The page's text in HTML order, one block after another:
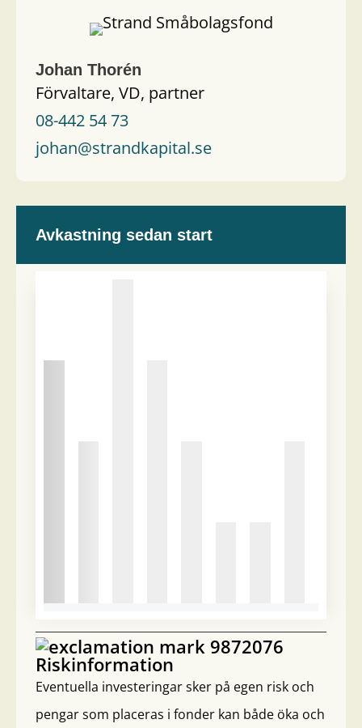
Johan Thorén
Förvaltare, VD, partner
08-442 54 73
johan@strandkapital.se
Avkastning sedan start
Riskinformation
Eventuella investeringar sker på egen risk och
pengar som placeras i fonder kan både öka och